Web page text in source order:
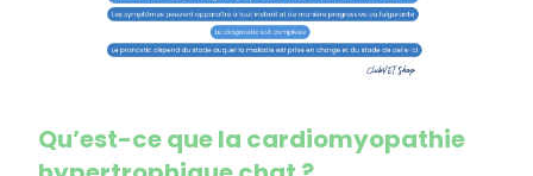
Qu’est-ce que la cardiomyopathie